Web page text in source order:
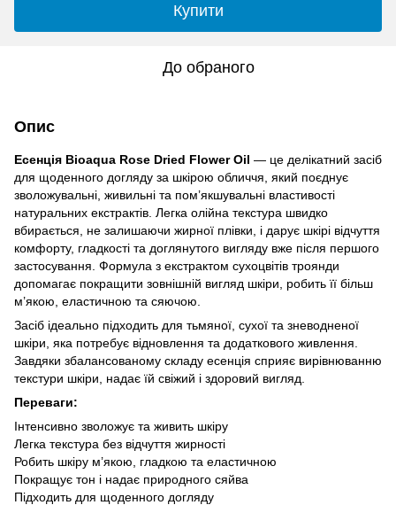
Купити
До обраного
Опис
Есенція Bioaqua Rose Dried Flower Oil — це делікатний засіб
для щоденного догляду за шкірою обличчя, який поєднує
зволожувальні, живильні та пом’якшувальні властивості
натуральних екстрактів. Легка олійна текстура швидко
вбирається, не залишаючи жирної плівки, і дарує шкірі відчуття
комфорту, гладкості та доглянутого вигляду вже після першого
застосування. Формула з екстрактом сухоцвітів троянди
допомагає покращити зовнішній вигляд шкіри, робить її більш
м’якою, еластичною та сяючою.
Засіб ідеально підходить для тьмяної, сухої та зневодненої
шкіри, яка потребує відновлення та додаткового живлення.
Завдяки збалансованому складу есенція сприяє вирівнюванню
текстури шкіри, надає їй свіжий і здоровий вигляд.
Переваги:
Інтенсивно зволожує та живить шкіру
Легка текстура без відчуття жирності
Робить шкіру м’якою, гладкою та еластичною
Покращує тон і надає природного сяйва
Підходить для щоденного догляду